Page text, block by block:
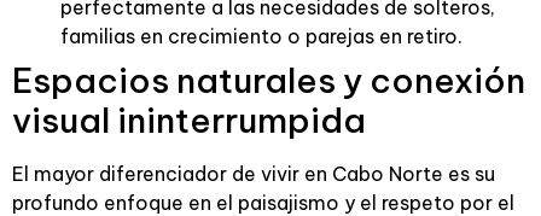
perfectamente a las necesidades de solteros,
familias en crecimiento o parejas en retiro.
Espacios naturales y conexión
visual ininterrumpida
El mayor diferenciador de vivir en Cabo Norte es su
profundo enfoque en el paisajismo y el respeto por el